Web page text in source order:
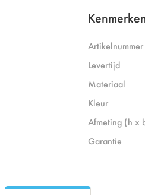
Artikelnummer
Levertijd
Materiaal
Kleur
Afmeting (h x
Garantie